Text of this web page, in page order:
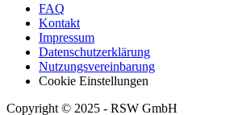
FAQ
Kontakt
Impressum
Datenschutzerklärung
Nutzungsvereinbarung
Cookie Einstellungen
Copyright © 2025 - RSW GmbH